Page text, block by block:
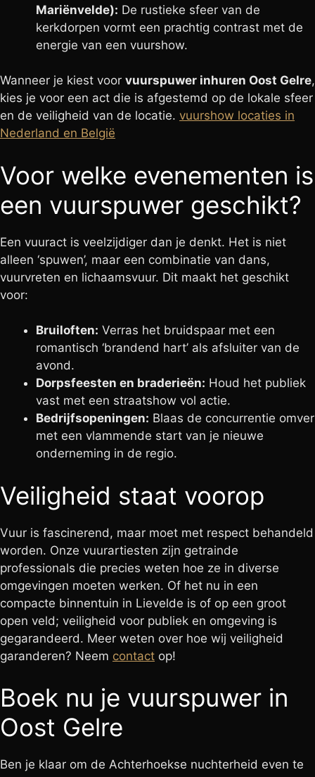
Mariënvelde): De rustieke sfeer van de
kerkdorpen vormt een prachtig contrast met de
energie van een vuurshow.
Wanneer je kiest voor vuurspuwer inhuren Oost Gelre,
kies je voor een act die is afgestemd op de lokale sfeer
en de veiligheid van de locatie. vuurshow locaties in
Nederland en België
Voor welke evenementen is
een vuurspuwer geschikt?
Een vuuract is veelzijdiger dan je denkt. Het is niet
alleen ‘spuwen’, maar een combinatie van dans,
vuurvreten en lichaamsvuur. Dit maakt het geschikt
voor:
Bruiloften: Verras het bruidspaar met een
romantisch ‘brandend hart’ als afsluiter van de
avond.
Dorpsfeesten en braderieën: Houd het publiek
vast met een straatshow vol actie.
Bedrijfsopeningen: Blaas de concurrentie omver
met een vlammende start van je nieuwe
onderneming in de regio.
Veiligheid staat voorop
Vuur is fascinerend, maar moet met respect behandeld
worden. Onze vuurartiesten zijn getrainde
professionals die precies weten hoe ze in diverse
omgevingen moeten werken. Of het nu in een
compacte binnentuin in Lievelde is of op een groot
open veld; veiligheid voor publiek en omgeving is
gegarandeerd. Meer weten over hoe wij veiligheid
garanderen? Neem contact op!
Boek nu je vuurspuwer in
Oost Gelre
Ben je klaar om de Achterhoekse nuchterheid even te